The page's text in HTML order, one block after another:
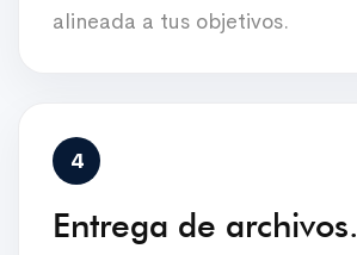
alineada a tus objetivos.
Entrega de archivos.